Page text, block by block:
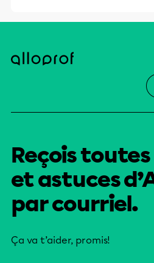
Reçois
et astuces
par courriel.
Ça va t’aider, promis!